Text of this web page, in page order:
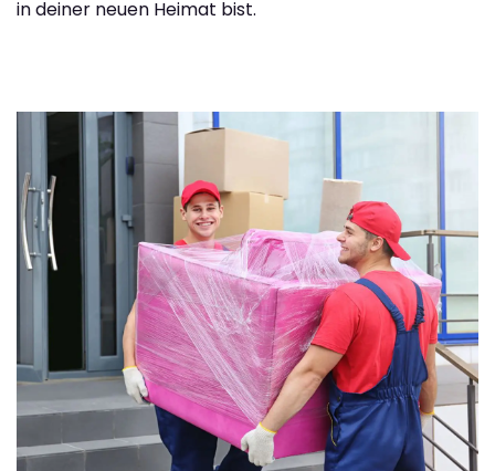
in deiner neuen Heimat bist.